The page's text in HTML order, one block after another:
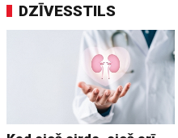
DZĪVESSTILS